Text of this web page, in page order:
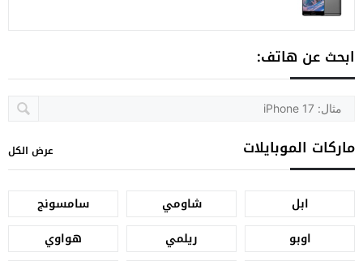
ابحث عن هاتف:
ماركات الموبايلات عرض الكل
ابل شاومي
سامسونج
اوبو
ريلمي
هواوي